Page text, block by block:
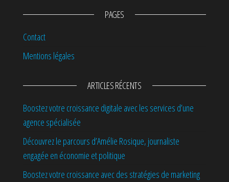
PAGES
Contact
Mentions légales
ARTICLES RÉCENTS
Boostez votre croissance digitale avec les services d’une
agence spécialisée
Découvrez le parcours d’Amélie Rosique, journaliste
engagée en économie et politique
Boostez votre croissance avec des stratégies de marketing